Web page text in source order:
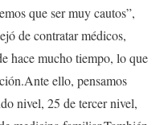
que ser muy cautos”,
de contratar médicos,
hace mucho tiempo, lo que
ello, pensamos
nivel, 25 de tercer nivel,